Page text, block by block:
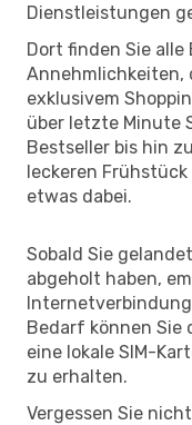
Dienstleistungen
Dort finden Sie
Annehmlichkeiten,
exklusivem
über letzte Minute
Bestseller bis hin
leckeren
etwas dabei.
Sobald Sie
abgeholt haben,
Bedarf können Sie
eine lokale SIM-
zu erhalten.
Vergessen Sie